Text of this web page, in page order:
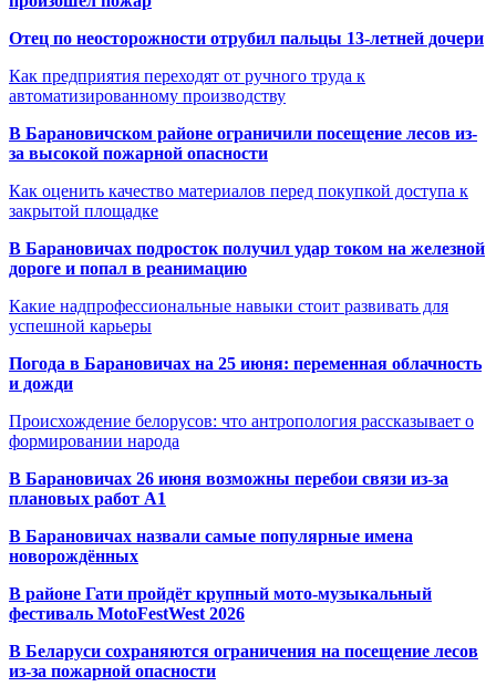
Отец по неосторожности отрубил пальцы 13-летней дочери
Как предприятия переходят от ручного труда к
автоматизированному производству
В Барановичском районе ограничили посещение лесов из-
за высокой пожарной опасности
Как оценить качество материалов перед покупкой доступа к
закрытой площадке
В Барановичах подросток получил удар током на железной
дороге и попал в реанимацию
Какие надпрофессиональные навыки стоит развивать для
успешной карьеры
Погода в Барановичах на 25 июня: переменная облачность
и дожди
Происхождение белорусов: что антропология рассказывает о
формировании народа
В Барановичах 26 июня возможны перебои связи из-за
плановых работ A1
В Барановичах назвали самые популярные имена
новорождённых
В районе Гати пройдёт крупный мото-музыкальный
фестиваль MotoFestWest 2026
В Беларуси сохраняются ограничения на посещение лесов
из-за пожарной опасности